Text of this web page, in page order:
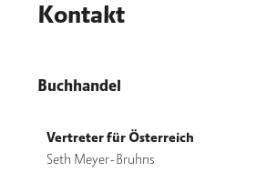
Kontakt
Buchhandel
Vertreter für Österreich
Seth Meyer-Bruhns